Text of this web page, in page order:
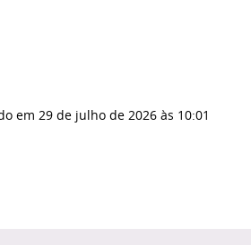
em 29 de julho de 2026 às 10:01